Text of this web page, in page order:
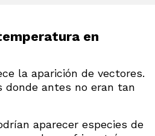
en
la aparición de vectores.
donde antes no eran tan
aparecer especies de